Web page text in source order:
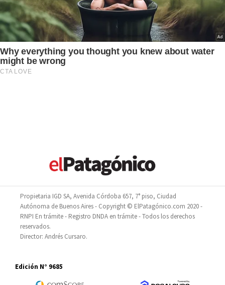
Propietaria IGD SA, Avenida Córdoba 657, 7° piso, Ciudad
Autónoma de Buenos Aires - Copyright © ElPatagónico.com 2020 -
RNPI En trámite - Registro DNDA en trámite - Todos los derechos
reservados.
Director: Andrés Cursaro.
Edición N° 9685